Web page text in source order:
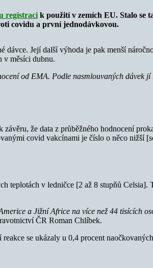
registraci k použití v zemích EU. Stalo se
covidu a první jednodávkovou.
Její další výhoda je pak menší
v měsíci dubnu.
od EMA. Podle nasmlouvaných
že data z průběžného hodnocení
covid vakcínami je číslo o něco nižší
v ledničce [2 až 8 stupňů
a Jižní Africe na více než 44 tisících
ČR Roman Chlíbek.
se ukázaly u 0,4 procent